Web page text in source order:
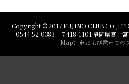
Copyright © 2017.FUJINO CLUB
0544-52-0383 〒418-0101 静岡県富士宮
Map） 車および電車での